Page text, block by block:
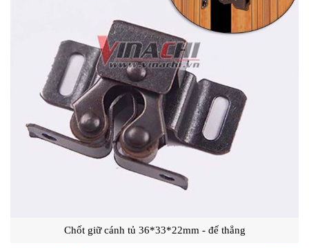
Chốt giữ cánh tủ 36*33*22mm - đế thẳng